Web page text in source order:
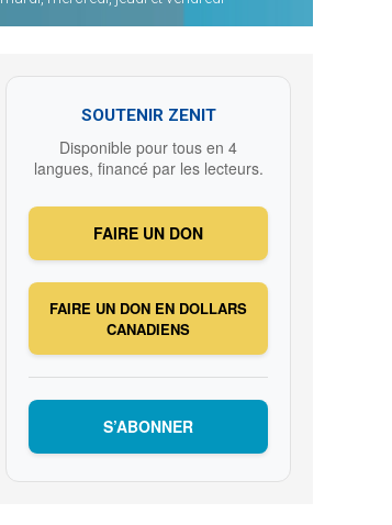
SOUTENIR ZENIT
Disponible pour tous en 4
langues, financé par les lecteurs.
FAIRE UN DON
FAIRE UN DON EN DOLLARS
CANADIENS
S’ABONNER